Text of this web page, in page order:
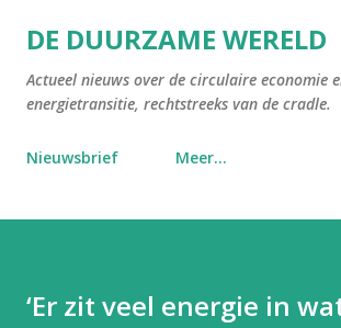
Doorgaan naar
DE DUURZAME WERELD
Actueel nieuws over de circulaire economie
energietransitie, rechtstreeks van de cradle.
Nieuwsbrief Meer…
‘Er zit veel energie in